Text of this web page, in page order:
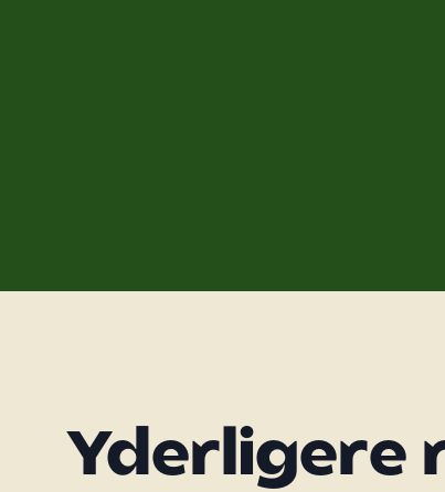
Yderligere